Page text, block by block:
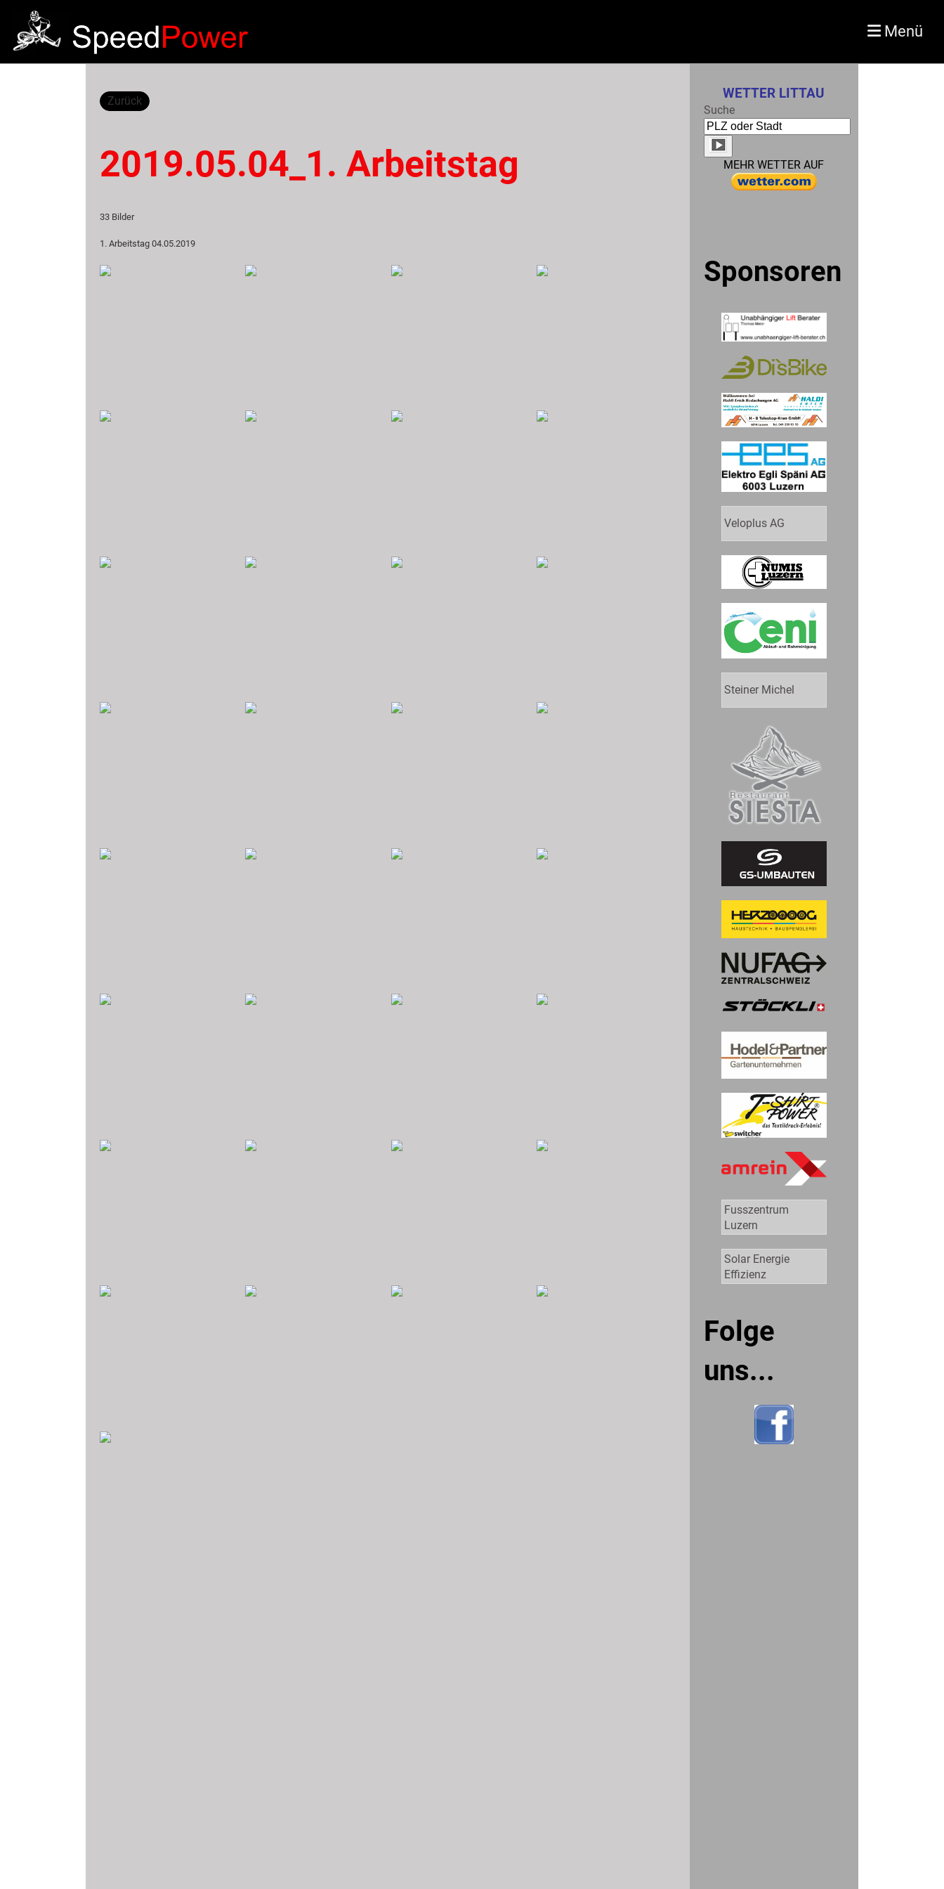
Menü
Zurück
2019.05.04_1. Arbeitstag
33 Bilder
1. Arbeitstag 04.05.2019
WETTER LITTAU
Suche
MEHR WETTER AUF
Sponsoren
Veloplus AG
Steiner Michel
Fusszentrum
Luzern
Solar Energie
Effizienz
Folge
uns...